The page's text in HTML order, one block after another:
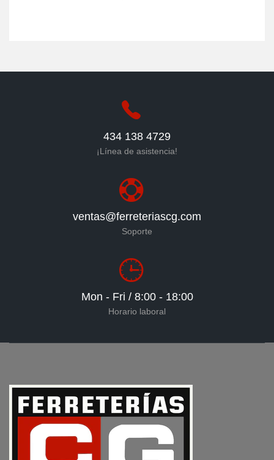
434 138 4729
¡Línea de asistencia!
ventas@ferreteriascg.com
Soporte
Mon - Fri / 8:00 - 18:00
Horario laboral